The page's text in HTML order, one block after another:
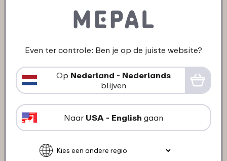
05-12-2024
Kleur: Assorti
kinderen en pubers. Wij gebruiken al
jaren Mepal en raden het iedereen aan"
★★★
★★★
Kleur: Assorti
Even ter controle: Ben je op de juiste website?
Op Nederland - Nederlands
blijven
Naar USA - English gaan